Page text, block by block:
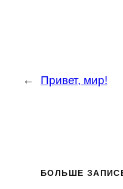
← Привет, мир!
БОЛЬШЕ